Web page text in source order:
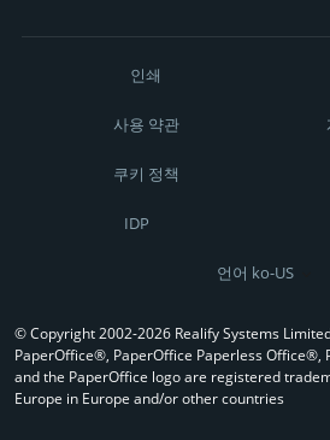
인쇄
사용 약관
쿠키 정책
IDP
언어 ko-US
© Copyright 2002-2026 Realify Systems
PaperOffice®, PaperOffice Paperless
and the PaperOffice logo are registered
Europe in Europe and/or other countries